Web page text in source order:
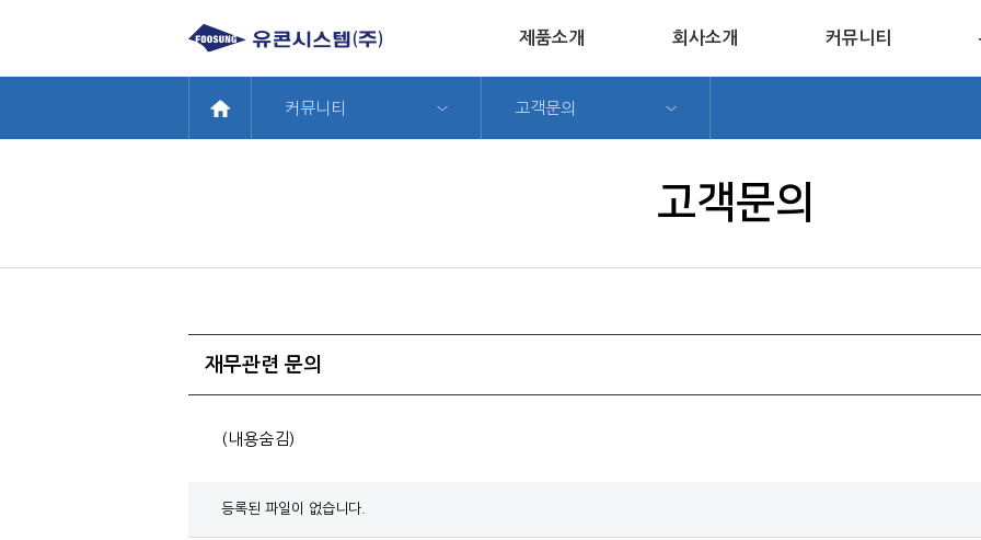
제품소개 회사소개 커뮤니티
커뮤니티 고객문의
고객문의
재무관련 문의
(내용숨김)
등록된 파일이 없습니다.